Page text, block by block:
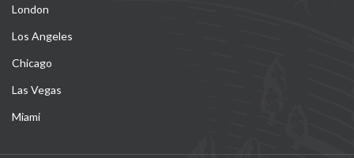
London
Los Angeles
Chicago
Las Vegas
Miami